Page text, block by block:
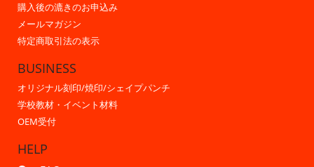
購入後の漉きのお申込み
メールマガジン
特定商取引法の表示
BUSINESS
オリジナル刻印/焼印/シェイプパンチ
学校教材・イベント材料
OEM受付
HELP